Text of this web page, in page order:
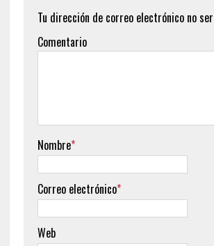
Tu dirección de correo electrónico no
Comentario
Nombre*
Correo electrónico*
Web